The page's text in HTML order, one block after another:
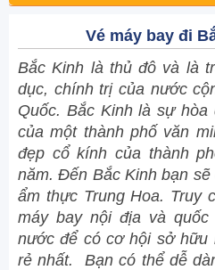
Vé máy bay đi
Bắc Kinh là thủ đô và là
dục, chính trị của nước
Quốc. Bắc Kinh là sự
của một thành phố văn
đẹp cổ kính của thành
năm. Đến Bắc Kinh bạn
ẩm thực Trung Hoa. Truy
máy bay nội địa và
nước để có cơ hội sở hữu
rẻ nhất.
Bạn có thể dễ